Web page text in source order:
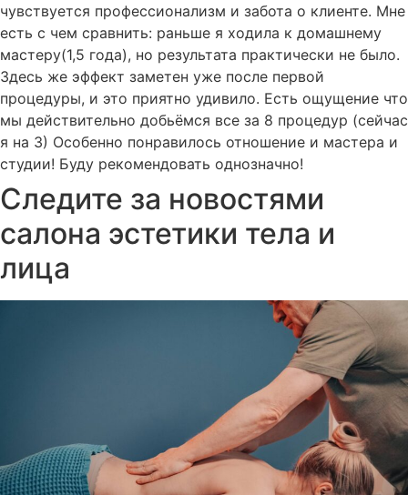
чувствуется профессионализм и забота о клиенте. Мне
есть с чем сравнить: раньше я ходила к домашнему
мастеру(1,5 года), но результата практически не было.
Здесь же эффект заметен уже после первой
процедуры, и это приятно удивило. Есть ощущение что
мы действительно добьёмся все за 8 процедур (сейчас
я на 3) Особенно понравилось отношение и мастера и
студии! Буду рекомендовать однозначно!
Следите за новостями
салона эстетики тела и
лица